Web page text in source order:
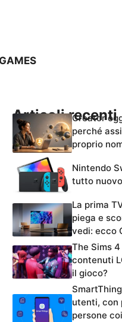
GAMES
Articoli recenti
Creator
perché
proprio
Nintendo
tutto
La prima
piega e
vedi: ecco
The Sims
contenuti
il gioco?
utenti, con
persone